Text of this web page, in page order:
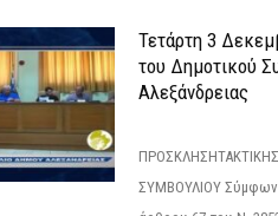
Τετάρτη 3
του Δημοτικού
Αλεξάνδρειας
ΣΥΜΒΟΥΛΙΟΥ